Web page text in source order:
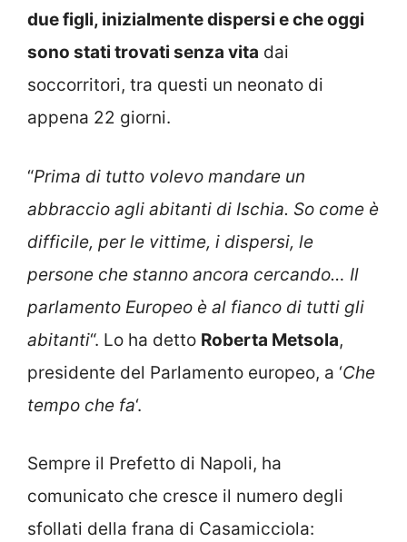
due figli, inizialmente dispersi e che oggi
sono stati trovati senza vita dai
soccorritori, tra questi un neonato di
appena 22 giorni.
“Prima di tutto volevo mandare un
abbraccio agli abitanti di Ischia. So come è
difficile, per le vittime, i dispersi, le
persone che stanno ancora cercando… Il
parlamento Europeo è al fianco di tutti gli
abitanti“. Lo ha detto Roberta Metsola,
presidente del Parlamento europeo, a ‘Che
tempo che fa‘.
Sempre il Prefetto di Napoli, ha
comunicato che cresce il numero degli
sfollati della frana di Casamicciola: